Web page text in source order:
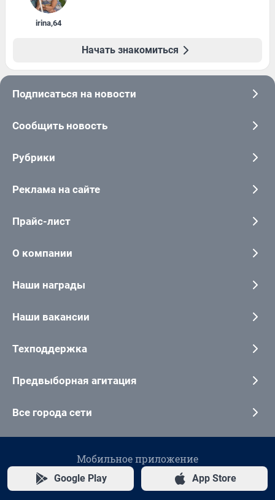
irina,64
Начать знакомиться
Подписаться на новости
Сообщить новость
Рубрики
Реклама на сайте
Прайс-лист
О компании
Наши награды
Наши вакансии
Техподдержка
Предвыборная агитация
Все города сети
Мобильное приложение
Google Play App Store